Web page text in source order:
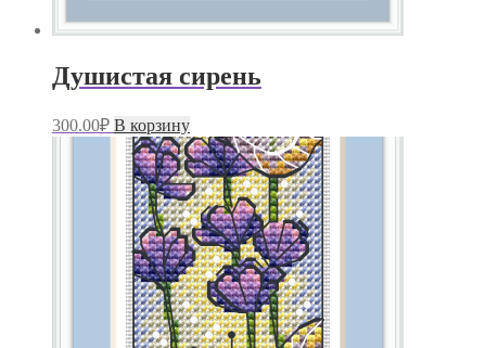
Душистая сирень
300.00₽ В корзину